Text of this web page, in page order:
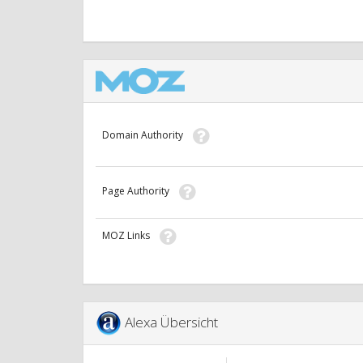
Domain Authority
Page Authority
MOZ Links
Alexa Übersicht